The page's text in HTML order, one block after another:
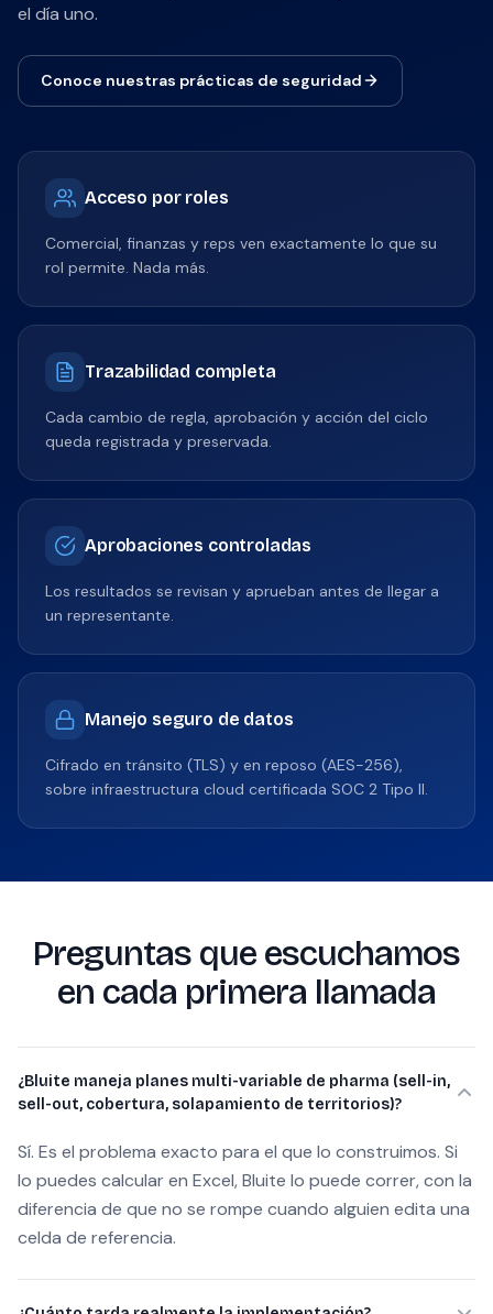
el día uno.
Conoce nuestras prácticas de seguridad
Acceso por roles
Comercial, finanzas y reps ven exactamente lo que su
rol permite. Nada más.
Trazabilidad completa
Cada cambio de regla, aprobación y acción del ciclo
queda registrada y preservada.
Aprobaciones controladas
Los resultados se revisan y aprueban antes de llegar a
un representante.
Manejo seguro de datos
Cifrado en tránsito (TLS) y en reposo (AES-256),
sobre infraestructura cloud certificada SOC 2 Tipo II.
Preguntas que escuchamos
en cada primera llamada
¿Bluite maneja planes multi-variable de pharma (sell-in,
sell-out, cobertura, solapamiento de territorios)?
Sí. Es el problema exacto para el que lo construimos. Si
lo puedes calcular en Excel, Bluite lo puede correr, con la
diferencia de que no se rompe cuando alguien edita una
celda de referencia.